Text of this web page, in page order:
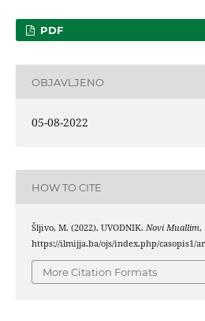
PDF
OBJAVLJENO
05-08-2022
HOW TO CITE
Šljivo, M. (2022). UVODNIK. Novi Muallim,
https://ilmijja.ba/ojs/index.php/casopis1/
More Citation Formats